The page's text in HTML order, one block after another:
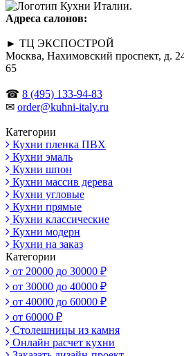
Адреса салонов:
► ТЦ ЭКСПОСТРОЙ
Москва, Нахимовский проспект, д.
65
☎ 8 (495) 133-94-83
✉ order@kuhni-italy.ru
Категории
Кухни пленка ПВХ
Кухни эмаль
Кухни шпон
Кухни массив дерева
Кухни угловые
Кухни прямые
Кухни классические
Кухни модерн
Кухни на заказ
Категории
от 20000 до 30000 ₽
от 30000 до 40000 ₽
от 40000 до 60000 ₽
от 60000 ₽
Столешницы из камня
Онлайн расчет кухни